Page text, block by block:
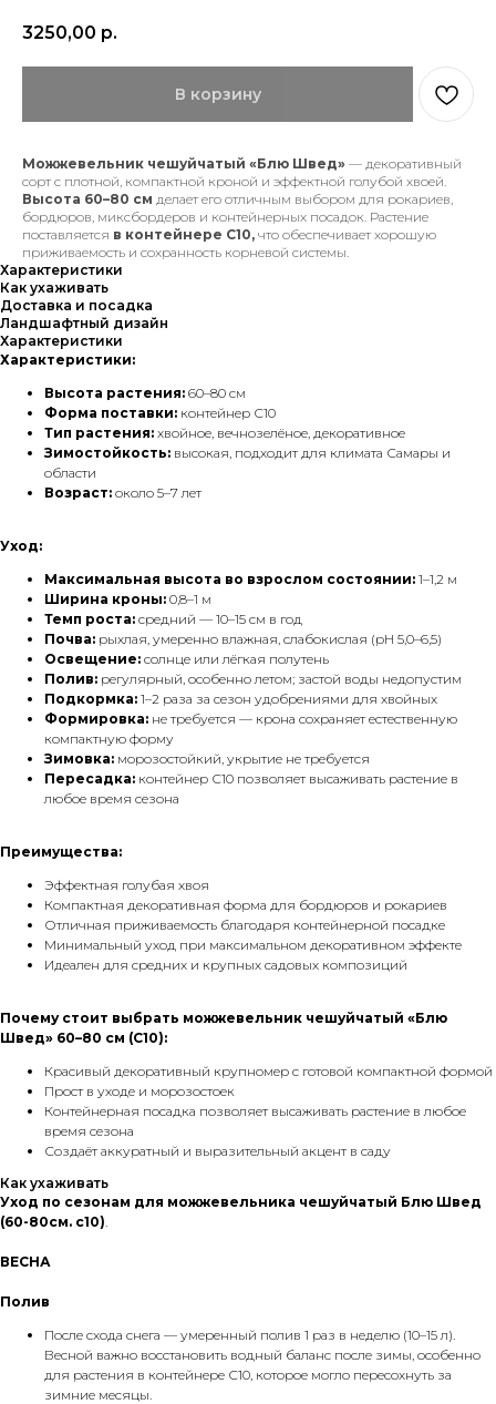
3250,00 р.
В корзину
Можжевельник чешуйчатый «Блю Швед» — декоративный
сорт с плотной, компактной кроной и эффектной голубой хвоей.
Высота 60–80 см делает его отличным выбором для рокариев,
бордюров, миксбордеров и контейнерных посадок. Растение
поставляется в контейнере С10, что обеспечивает хорошую
приживаемость и сохранность корневой системы.
Характеристики
Как ухаживать
Доставка и посадка
Ландшафтный дизайн
Характеристики
Характеристики:
Высота растения: 60–80 см
Форма поставки: контейнер С10
Тип растения: хвойное, вечнозелёное, декоративное
Зимостойкость: высокая, подходит для климата Самары и
области
Возраст: около 5–7 лет
Уход:
Максимальная высота во взрослом состоянии: 1–1,2 м
Ширина кроны: 0,8–1 м
Темп роста: средний — 10–15 см в год
Почва: рыхлая, умеренно влажная, слабокислая (pH 5,0–6,5)
Освещение: солнце или лёгкая полутень
Полив: регулярный, особенно летом; застой воды недопустим
Подкормка: 1–2 раза за сезон удобрениями для хвойных
Формировка: не требуется — крона сохраняет естественную
компактную форму
Зимовка: морозостойкий, укрытие не требуется
Пересадка: контейнер С10 позволяет высаживать растение в
любое время сезона
Преимущества:
Эффектная голубая хвоя
Компактная декоративная форма для бордюров и рокариев
Отличная приживаемость благодаря контейнерной посадке
Минимальный уход при максимальном декоративном эффекте
Идеален для средних и крупных садовых композиций
Почему стоит выбрать можжевельник чешуйчатый «Блю
Швед» 60–80 см (С10):
Красивый декоративный крупномер с готовой компактной формой
Прост в уходе и морозостоек
Контейнерная посадка позволяет высаживать растение в любое
время сезона
Создаёт аккуратный и выразительный акцент в саду
Как ухаживать
Уход по сезонам для можжевельника чешуйчатый Блю Швед
(60-80см. с10).
ВЕСНА
Полив
После схода снега — умеренный полив 1 раз в неделю (10–15 л).
Весной важно восстановить водный баланс после зимы, особенно
для растения в контейнере С10, которое могло пересохнуть за
зимние месяцы.